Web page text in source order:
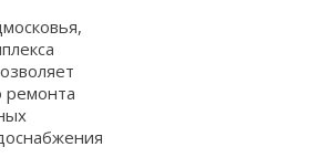
ремонта